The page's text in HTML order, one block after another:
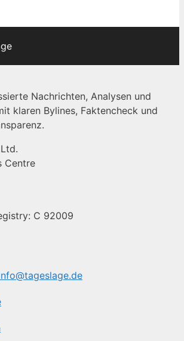
Nachrichten, Analysen und
klaren Bylines, Faktencheck und
Centre
C 92009